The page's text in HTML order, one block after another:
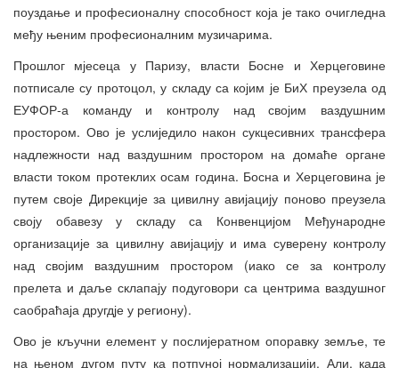
поуздање и професионалну способност која је тако очигледна
међу њеним професионалним музичарима.
Прошлог мјесеца у Паризу, власти Босне и Херцеговине
потписале су протоцол, у складу са којим је БиХ преузела од
ЕУФОР-а команду и контролу над својим ваздушним
простором. Ово је услиједило након сукцесивних трансфера
надлежности над ваздушним простором на домаће органе
власти током протеклих осам година. Босна и Херцеговина је
путем своје Дирекције за цивилну авијацију поново преузела
своју обавезу у складу са Конвенцијом Међународне
организације за цивилну авијацију и има суверену контролу
над својим ваздушним простором (иако се за контролу
прелета и даље склапају подуговори са центрима ваздушног
саобраћаја другдје у региону).
Ово је кључни елемент у послијератном опоравку земље, те
на њеном дугом путу ка потпуној нормализацији. Али, када